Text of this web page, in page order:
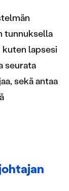
tunnuksella
lapsesi
seurata
sekä antaa